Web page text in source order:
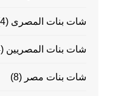
شات بنات المصرى (4)
شات بنات المصريين (4)
شات بنات مصر (8)